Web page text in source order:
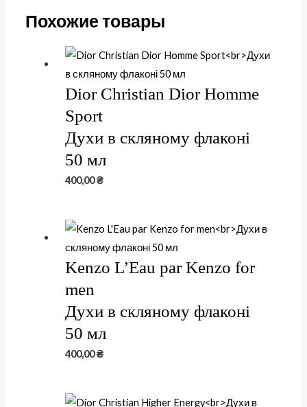
Похожие товары
Dior Christian Dior Homme
Sport
Духи в скляному флаконі
50 мл
400,00₴
Kenzo L’Eau par Kenzo for
men
Духи в скляному флаконі
50 мл
400,00₴